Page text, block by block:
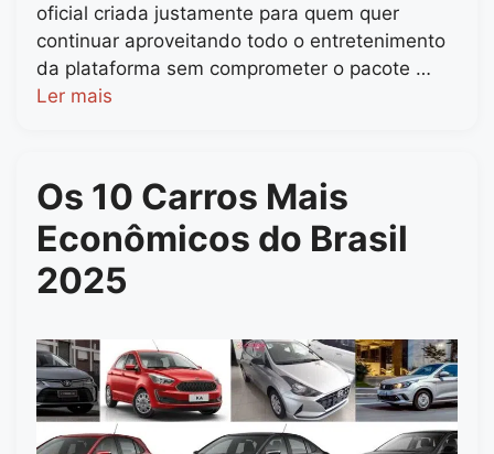
oficial criada justamente para quem quer
continuar aproveitando todo o entretenimento
da plataforma sem comprometer o pacote …
Ler mais
Os 10 Carros Mais
Econômicos do Brasil
2025